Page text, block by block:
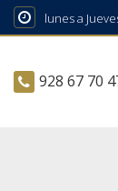
lunes a
928 67 70